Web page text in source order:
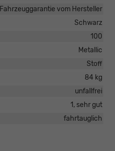
Fahrzeuggarantie vom Hersteller
Schwarz
100
Metallic
Stoff
84 kg
unfallfrei
1, sehr gut
fahrtauglich